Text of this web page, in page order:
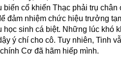
biến cố khiến Thạc phải trụ
đảm nhiệm chức hiệu trưởng
học sinh cá biệt. Những lúc khó
ý chí cho cô. Tuy nhiên, Tinh
Cơ đã hãm hiếp mình.